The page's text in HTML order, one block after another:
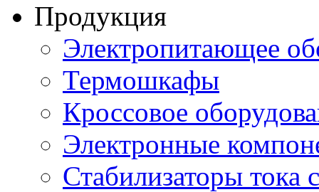
Продукция
Электропитающее
Термошкафы
Кроссовое
Электронные
Стабилизаторы тока